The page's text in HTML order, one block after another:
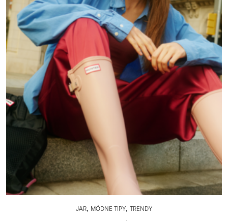
JAR, MÓDNE TIPY, TRENDY